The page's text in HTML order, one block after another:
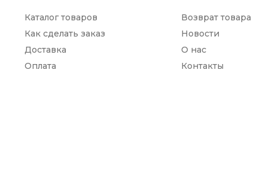
Каталог товаров
Как сделать заказ
Доставка
Оплата
Возврат товара
Новости
О нас
Контакты